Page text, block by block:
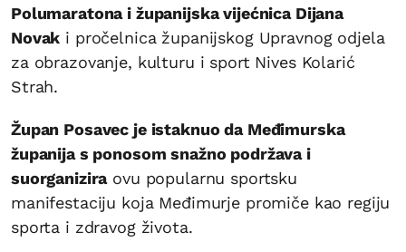
Polumaratona i županijska vijećnica Dijana
Novak i pročelnica županijskog Upravnog odjela
za obrazovanje, kulturu i sport Nives Kolarić
Strah.
Župan Posavec je istaknuo da Međimurska
županija s ponosom snažno podržava i
suorganiziraovu popularnu sportsku
manifestaciju koja Međimurje promiče kao regiju
sporta i zdravog života.